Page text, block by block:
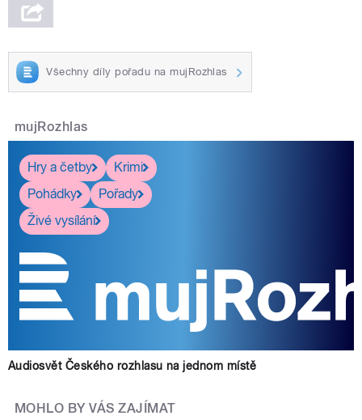
Všechny díly pořadu na mujRozhlas
mujRozhlas
Hry a četby
Krimi
Pohádky
Pořady
Živé vysílání
Audiosvět Českého rozhlasu na jednom místě
MOHLO BY VÁS ZAJÍMAT